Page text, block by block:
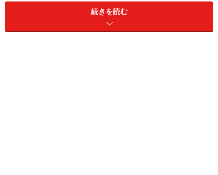
および内外株式がそれぞれ25％ずつの資産配分です。
続きを読む